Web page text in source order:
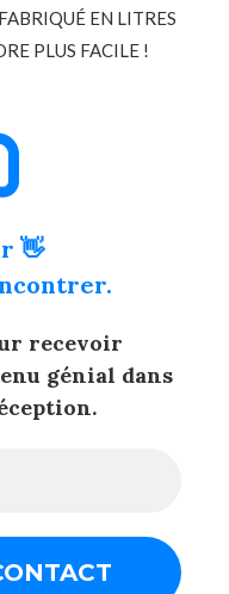
EN LITRES
PLUS FACILE !
👋
recevoir
génial dans